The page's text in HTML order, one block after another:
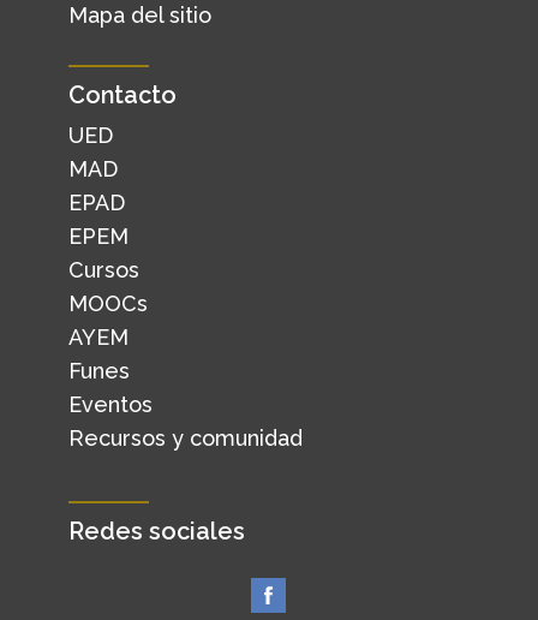
Mapa del sitio
Contacto
UED
MAD
EPAD
EPEM
Cursos
MOOCs
AYEM
Funes
Eventos
Recursos y comunidad
Redes sociales